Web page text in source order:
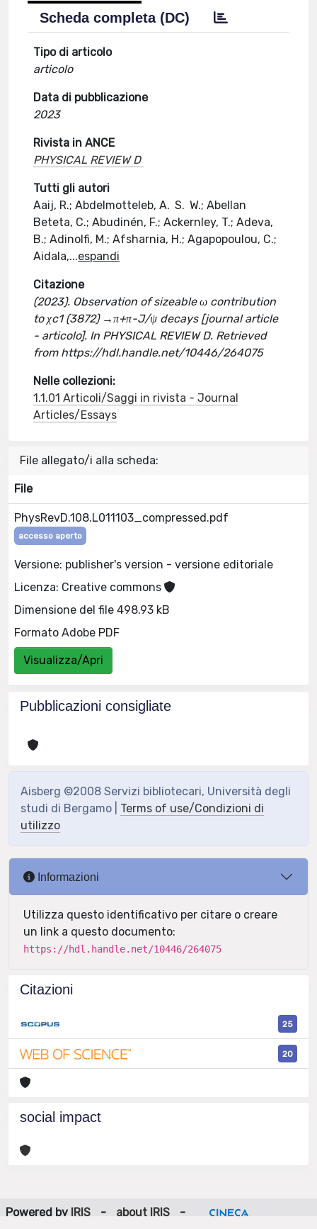
Scheda completa (DC)
Tipo di articolo
articolo
Data di pubblicazione
2023
Rivista in ANCE
PHYSICAL REVIEW D
Tutti gli autori
Aaij, R.; Abdelmotteleb, A. S. W.; Abellan
Beteta, C.; Abudinén, F.; Ackernley, T.; Adeva,
B.; Adinolfi, M.; Afsharnia, H.; Agapopoulou, C.;
Aidala,...espandi
Citazione
(2023). Observation of sizeable ω contribution
to χc1 (3872) →π+π-J/ψ decays [journal article
- articolo]. In PHYSICAL REVIEW D. Retrieved
from https://hdl.handle.net/10446/264075
Nelle collezioni:
1.1.01 Articoli/Saggi in rivista - Journal
Articles/Essays
File allegato/i alla scheda:
File
PhysRevD.108.L011103_compressed.pdf
accesso aperto
Versione: publisher's version - versione editoriale
Licenza: Creative commons
Dimensione del file 498.93 kB
Formato Adobe PDF
Visualizza/Apri
Pubblicazioni consigliate
Aisberg ©2008 Servizi bibliotecari, Università degli
studi di Bergamo | Terms of use/Condizioni di
utilizzo
Informazioni
Utilizza questo identificativo per citare o creare
un link a questo documento:
https://hdl.handle.net/10446/264075
Citazioni
25
20
social impact
Powered by IRIS - about IRIS
-